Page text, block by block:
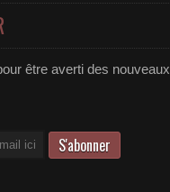
être averti des nouveaux